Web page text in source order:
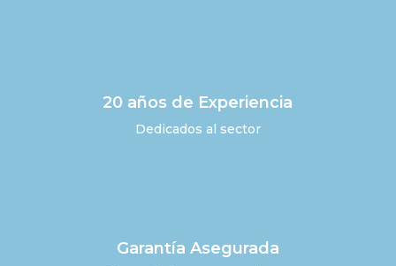
20 años de Experiencia
Dedicados al sector
Garantía Asegurada